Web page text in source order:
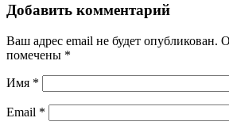
Добавить комментарий
Ваш адрес email не будет опубликован.
помечены *
Имя *
Email *